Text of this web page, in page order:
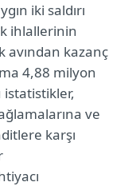
iki saldırı
ihlallerinin
avından kazanç
4,88 milyon
ve
karşı